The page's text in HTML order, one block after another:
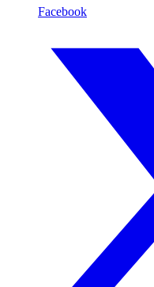
Facebook